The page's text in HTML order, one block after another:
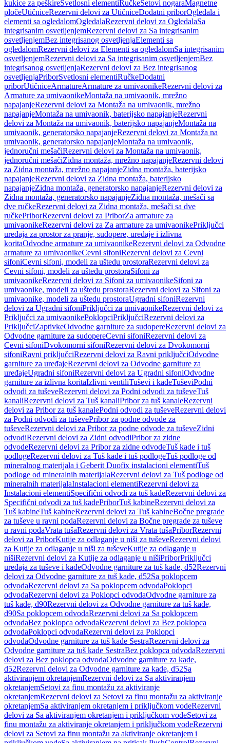
kukice za peškireSvetlosni elementiRučkeSetovi nogaraMagnetne
pločeUtičniceRezervni delovi za UtičniceDodatni priborOgledala i
elementi sa ogledalomOgledalaRezervni delovi za OgledalaSa
integrisanim osvetljenjemRezervni delovi za Sa integrisanim
osvetljenjemBez integrisanog osvetljenjaElementi sa
ogledalomRezervni delovi za Elementi sa ogledalomSa integrisanim
osvetljenjemRezervni delovi za Sa integrisanim osvetljenjemBez
integrisanog osvetljenjaRezervni delovi za Bez integrisanog
osvetljenjaPriborSvetlosni elementiRučkeDodatni
priborUtičniceArmatureArmature za umivaonikeRezervni delovi za
Armature za umivaonikeMontaža na umivaonik, mrežno
napajanjeRezervni delovi za Montaža na umivaonik, mrežno
napajanjeMontaža na umivaonik, baterijsko napajanjeRezervni
delovi za Montaža na umivaonik, baterijsko napajanjeMontaža na
umivaonik, generatorsko napajanjeRezervni delovi za Montaža na
umivaonik, generatorsko napajanjeMontaža na umivaonik,
jednoručni mešačiRezervni delovi za Montaža na umivaonik,
jednoručni mešačiZidna montaža, mrežno napajanjeRezervni delovi
za Zidna montaža, mrežno napajanjeZidna montaža, baterijsko
napajanjeRezervni delovi za Zidna montaža, baterijsko
napajanjeZidna montaža, generatorsko napajanjeRezervni delovi za
Zidna montaža, generatorsko napajanjeZidna montaža, mešači sa
dve ručkeRezervni delovi za Zidna montaža, mešači sa dve
ručkePriborRezervni delovi za PriborZa armature za
umivaonikeRezervni delovi za Za armature za umivaonikePriključci
uređaja za prostor za pranje, sudopere, uređaje i izlivna
koritaOdvodne armature za umivaonikeRezervni delovi za Odvodne
armature za umivaonikeCevni sifoniRezervni delovi za Cevni
sifoniCevni sifoni, modeli za uštedu prostoraRezervni delovi za
Cevni sifoni, modeli za uštedu prostoraSifoni za
umivaonikeRezervni delovi za Sifoni za umivaonikeSifoni za
umivaonike, modeli za uštedu prostoraRezervni delovi za Sifoni za
umivaonike, modeli za uštedu prostoraUgradni sifoniRezervni
delovi za Ugradni sifoniPriključci za umivaonikeRezervni delovi za
Priključci za umivaonikePoklopciPriključciRezervni delovi za
PriključciZaptivkeOdvodne garniture za sudopereRezervni delovi za
Odvodne garniture za sudopereCevni sifoniRezervni delovi za
Cevni sifoniDvokomorni sifoniRezervni delovi za Dvokomorni
sifoniRavni priključciRezervni delovi za Ravni priključciOdvodne
garniture za uređajeRezervni delovi za Odvodne garniture za
uređajeUgradni sifoniRezervni delovi za Ugradni sifoniOdvodne
garniture za izlivna koritaIzlivni ventiliTuševi i kadeTuševiPodni
odvodi za tuševeRezervni delovi za Podni odvodi za tuševeTuš
kanaliRezervni delovi za Tuš kanaliPribor za tuš kanaleRezervni
delovi za Pribor za tuš kanalePodni odvodi za tuševeRezervni delovi
za Podni odvodi za tuševePribor za podne odvode za
tuševeRezervni delovi za Pribor za podne odvode za tuševeZidni
odvodiRezervni delovi za Zidni odvodiPribor za zidne
odvodeRezervni delovi za Pribor za zidne odvodeTuš kade i tuš
podlogeRezervni delovi za Tuš kade i tuš podlogeTuš podloge od
mineralnog materijala i Geberit Duofix instalacioni elementiTuš
podloge od mineralnih materijalaRezervni delovi za Tuš podloge od
mineralnih materijalaInstalacioni elementiRezervni delovi za
Instalacioni elementiSpecifični odvodi za tuš kadeRezervni delovi za
Specifični odvodi za tuš kadePriborTuš kabineRezervni delovi za
Tuš kabineTuš kabineRezervni delovi za Tuš kabineBočne pregrade
za tuševe u ravni podaRezervni delovi za Bočne pregrade za tuševe
u ravni podaVrata tušaRezervni delovi za Vrata tušaPriborRezervni
delovi za PriborKutije za odlaganje u niši za tuševeRezervni delovi
za Kutije za odlaganje u niši za tuševeKutije za odlaganje u
nišiRezervni delovi za Kutije za odlaganje u nišiPriborPriključci
uređaja za tuševe i kadeOdvodne garniture za tuš kade, d52Rezervni
delovi za Odvodne garniture za tuš kade, d52Sa poklopcem
odvodaRezervni delovi za Sa poklopcem odvodaPoklopci
odvodaRezervni delovi za Poklopci odvodaOdvodne garniture za
tuš kade, d90Rezervni delovi za Odvodne garniture za tuš kade,
d90Sa poklopcem odvodaRezervni delovi za Sa poklopcem
odvodaBez poklopca odvodaRezervni delovi za Bez poklopca
odvodaPoklopci odvodaRezervni delovi za Poklopci
odvodaOdvodne garniture za tuš kade SestraRezervni delovi za
Odvodne garniture za tuš kade SestraBez poklopca odvodaRezervni
delovi za Bez poklopca odvodaOdvodne garniture za kade,
d52Rezervni delovi za Odvodne garniture za kade, d52Sa
aktiviranjem okretanjemRezervni delovi za Sa aktiviranjem
okretanjemSetovi za finu montažu za aktiviranje
okretanjemRezervni delovi za Setovi za finu montažu za aktiviranje
okretanjemSa aktiviranjem okretanjem i priključkom vodeRezervni
delovi za Sa aktiviranjem okretanjem i priključkom vodeSetovi za
finu montažu za aktiviranje okretanjem i priključkom vodeRezervni
delovi za Setovi za finu montažu za aktiviranje okretanjem i